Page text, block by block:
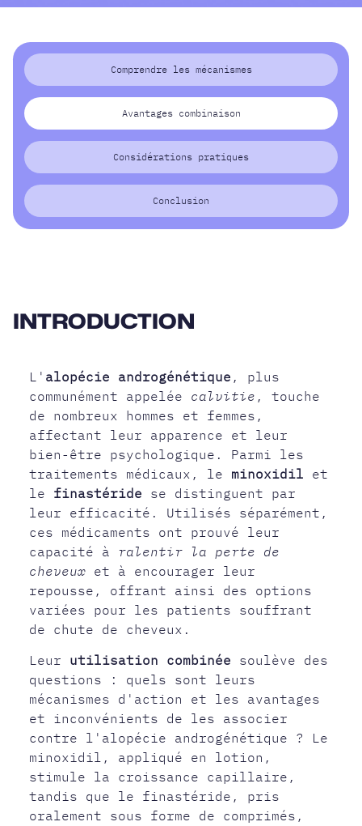
Comprendre les mécanismes
Avantages combinaison
Considérations pratiques
Conclusion
INTRODUCTION
L' alopécie androgénétique , plus
communément appelée calvitie , touche
de nombreux hommes et femmes,
affectant leur apparence et leur
bien-être psychologique. Parmi les
traitements médicaux, le minoxidil et
le finastéride se distinguent par
leur efficacité. Utilisés séparément,
ces médicaments ont prouvé leur
capacité à ralentir la perte de
cheveux et à encourager leur
repousse, offrant ainsi des options
variées pour les patients souffrant
de chute de cheveux.
Leur utilisation combinée soulève des
questions : quels sont leurs
mécanismes d'action et les avantages
et inconvénients de les associer
contre l'alopécie androgénétique ? Le
minoxidil, appliqué en lotion,
stimule la croissance capillaire,
tandis que le finastéride, pris
oralement sous forme de comprimés,